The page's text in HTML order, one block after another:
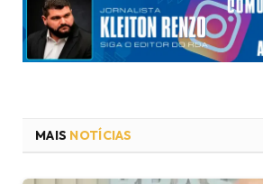
MAIS NOTÍCIAS